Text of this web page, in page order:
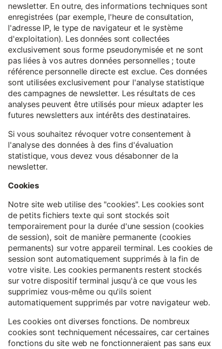
newsletter. En outre, des informations techniques sont
enregistrées (par exemple, l'heure de consultation,
l'adresse IP, le type de navigateur et le système
d'exploitation). Les données sont collectées
exclusivement sous forme pseudonymisée et ne sont
pas liées à vos autres données personnelles ; toute
référence personnelle directe est exclue. Ces données
sont utilisées exclusivement pour l'analyse statistique
des campagnes de newsletter. Les résultats de ces
analyses peuvent être utilisés pour mieux adapter les
futures newsletters aux intérêts des destinataires.
Si vous souhaitez révoquer votre consentement à
l'analyse des données à des fins d'évaluation
statistique, vous devez vous désabonner de la
newsletter.
Cookies
Notre site web utilise des "cookies". Les cookies sont
de petits fichiers texte qui sont stockés soit
temporairement pour la durée d'une session (cookies
de session), soit de manière permanente (cookies
permanents) sur votre appareil terminal. Les cookies de
session sont automatiquement supprimés à la fin de
votre visite. Les cookies permanents restent stockés
sur votre dispositif terminal jusqu'à ce que vous les
supprimiez vous-même ou qu'ils soient
automatiquement supprimés par votre navigateur web.
Les cookies ont diverses fonctions. De nombreux
cookies sont techniquement nécessaires, car certaines
fonctions du site web ne fonctionneraient pas sans eux